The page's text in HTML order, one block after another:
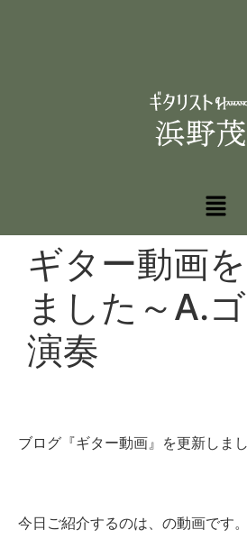
ギター動画
ました～A.
演奏
ブログ『ギター動画』を更新しまし
今日ご紹介するのは、の動画です。